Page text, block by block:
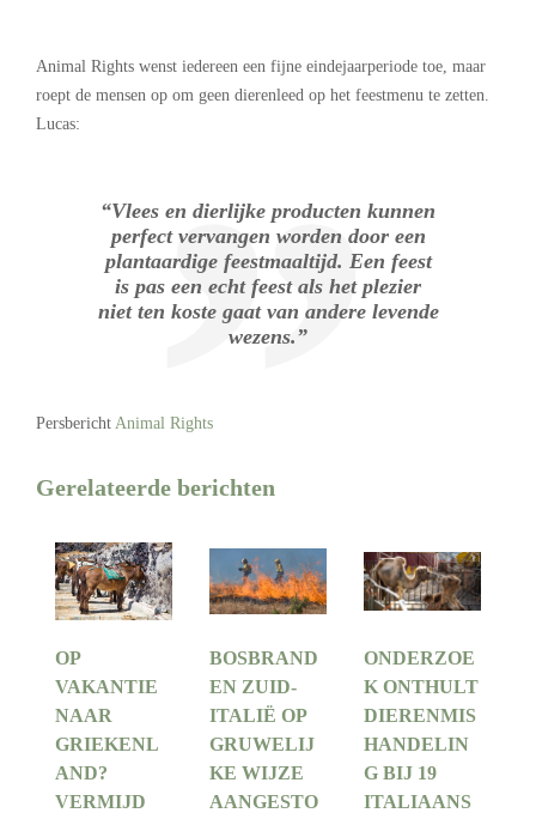
Animal Rights wenst iedereen een fijne eindejaarperiode toe, maar
roept de mensen op om geen dierenleed op het feestmenu te zetten.
Lucas:
“Vlees en dierlijke producten kunnen
perfect vervangen worden door een
plantaardige feestmaaltijd. Een feest
is pas een echt feest als het plezier
niet ten koste gaat van andere levende
wezens.”
Persbericht Animal Rights
Gerelateerde berichten
OP
VAKANTIE
NAAR
GRIEKENL
AND?
VERMIJD
BOSBRAND
EN ZUID-
ITALIË OP
GRUWELIJ
KE WIJZE
AANGESTO
ONDERZOE
K ONTHULT
DIERENMIS
HANDELIN
G BIJ 19
ITALIAANS